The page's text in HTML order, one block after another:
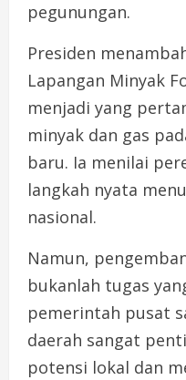
pegunungan.
Presiden
Lapangan Minyak
menjadi yang
minyak dan gas
baru. Ia menilai
langkah nyata
nasional.
Namun,
bukanlah tugas
pemerintah pusat
daerah sangat
potensi lokal dan